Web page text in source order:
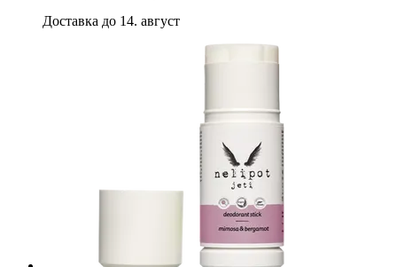
Доставка до 14. август